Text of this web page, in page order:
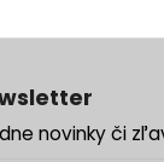
novinky či